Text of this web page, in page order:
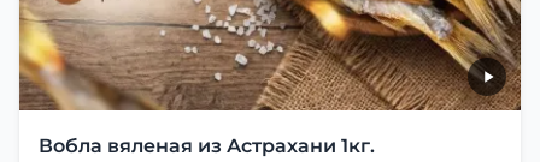
Вобла вяленая из Астрахани 1кг.